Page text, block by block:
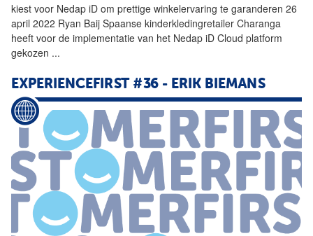
kiest voor Nedap iD om prettige winkelervaring te garanderen 26
april 2022 Ryan Baij Spaanse kinderkledingretailer Charanga
heeft voor de implementatie van het Nedap iD Cloud platform
gekozen ...
EXPERIENCEFIRST #36 - ERIK BIEMANS